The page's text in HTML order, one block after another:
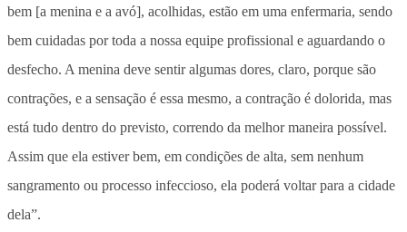
bem [a menina e a avó], acolhidas, estão em uma enfermaria, sendo
bem cuidadas por toda a nossa equipe profissional e aguardando o
desfecho. A menina deve sentir algumas dores, claro, porque são
contrações, e a sensação é essa mesmo, a contração é dolorida, mas
está tudo dentro do previsto, correndo da melhor maneira possível.
Assim que ela estiver bem, em condições de alta, sem nenhum
sangramento ou processo infeccioso, ela poderá voltar para a cidade
dela”.